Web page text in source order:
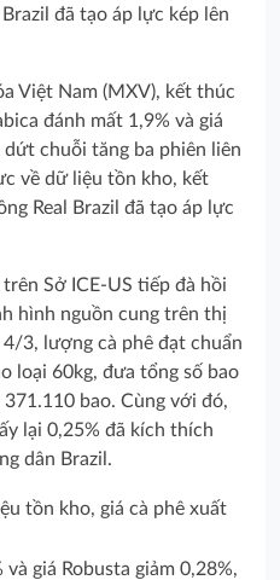
đã tạo áp lực kép lên
Việt Nam (MXV), kết thúc
đánh mất 1,9% và giá
dứt chuỗi tăng ba phiên liên
về dữ liệu tồn kho, kết
Real Brazil đã tạo áp lực
Sở ICE-US tiếp đà hồi
hình nguồn cung trên thị
3, lượng cà phê đạt chuẩn
loại 60kg, đưa tổng số bao
bao. Cùng với đó,
lại 0,25% đã kích thích
dân Brazil.
giá Robusta giảm 0,28%,